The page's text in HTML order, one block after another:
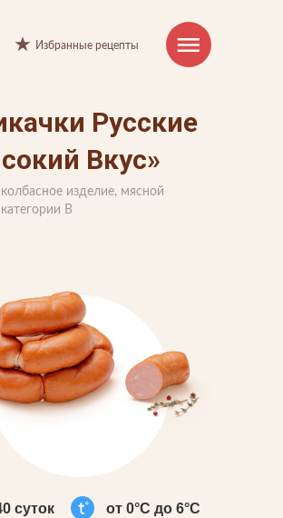
Интернет-магазин
Продукция
Торговые марки
Советы и хитрости
компании
Избранные рецепты
Русские
Вкус»
изделие, мясной
B
суток от 0°С до 6°С